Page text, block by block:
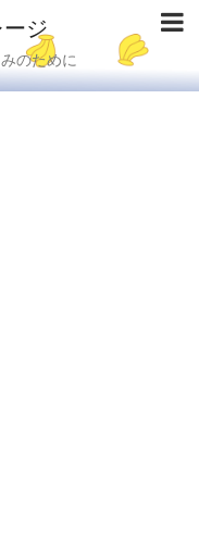
ージ
のために